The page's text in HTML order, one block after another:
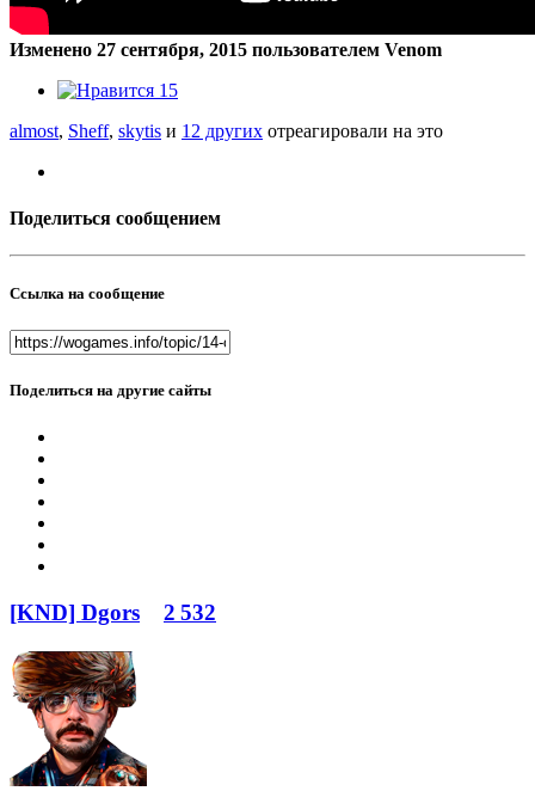
Изменено 27 сентября, 2015 пользователем Venom
15
almost, Sheff, skytis и 12 других отреагировали на это
Поделиться сообщением
Ссылка на сообщение
Поделиться на другие сайты
[KND] Dgors 2 532